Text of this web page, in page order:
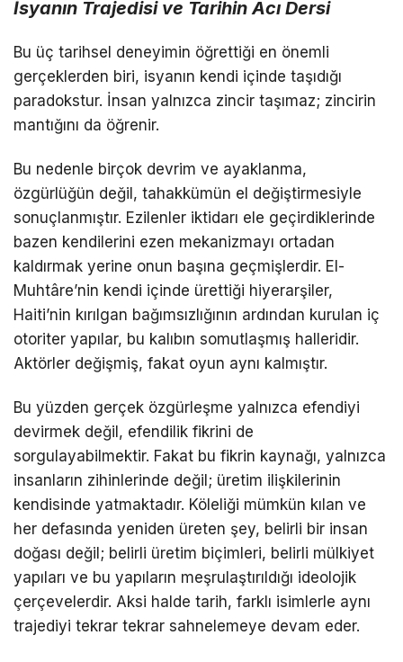
İsyanın Trajedisi ve Tarihin Acı Dersi
Bu üç tarihsel deneyimin öğrettiği en önemli
gerçeklerden biri, isyanın kendi içinde taşıdığı
paradokstur. İnsan yalnızca zincir taşımaz; zincirin
mantığını da öğrenir.
Bu nedenle birçok devrim ve ayaklanma,
özgürlüğün değil, tahakkümün el değiştirmesiyle
sonuçlanmıştır. Ezilenler iktidarı ele geçirdiklerinde
bazen kendilerini ezen mekanizmayı ortadan
kaldırmak yerine onun başına geçmişlerdir. El-
Muhtâre’nin kendi içinde ürettiği hiyerarşiler,
Haiti’nin kırılgan bağımsızlığının ardından kurulan iç
otoriter yapılar, bu kalıbın somutlaşmış halleridir.
Aktörler değişmiş, fakat oyun aynı kalmıştır.
Bu yüzden gerçek özgürleşme yalnızca efendiyi
devirmek değil, efendilik fikrini de
sorgulayabilmektir. Fakat bu fikrin kaynağı, yalnızca
insanların zihinlerinde değil; üretim ilişkilerinin
kendisinde yatmaktadır. Köleliği mümkün kılan ve
her defasında yeniden üreten şey, belirli bir insan
doğası değil; belirli üretim biçimleri, belirli mülkiyet
yapıları ve bu yapıların meşrulaştırıldığı ideolojik
çerçevelerdir. Aksi halde tarih, farklı isimlerle aynı
trajediyi tekrar tekrar sahnelemeye devam eder.